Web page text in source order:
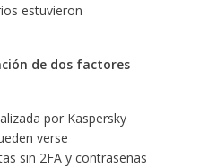
estuvieron
de dos factores
por Kaspersky
verse
sin 2FA y contraseñas